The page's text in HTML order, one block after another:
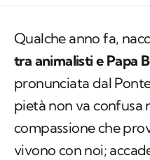
Qualche anno fa,
tra animalisti e Papa
pronunciata dal
pietà non va confusa
compassione che
vivono con noi;